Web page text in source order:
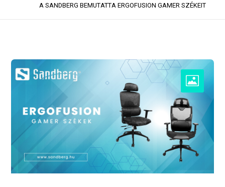
A SANDBERG BEMUTATTA ERGOFUSION GAMER SZÉKEIT